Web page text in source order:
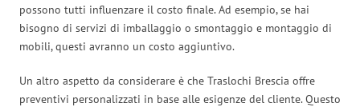
possono tutti influenzare il costo finale. Ad esempio, se hai
bisogno di servizi di imballaggio o smontaggio e montaggio di
mobili, questi avranno un costo aggiuntivo.
Un altro aspetto da considerare è che Traslochi Brescia offre
preventivi personalizzati in base alle esigenze del cliente. Questo